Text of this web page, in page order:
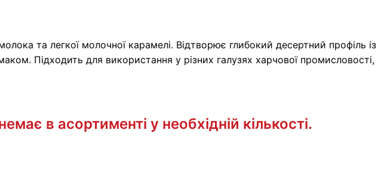
та легкої молочної карамелі. Відтворює глибокий десертний профіль із
Підходить для використання у різних галузях харчової промисловості,
в асортименті у необхідній кількості.